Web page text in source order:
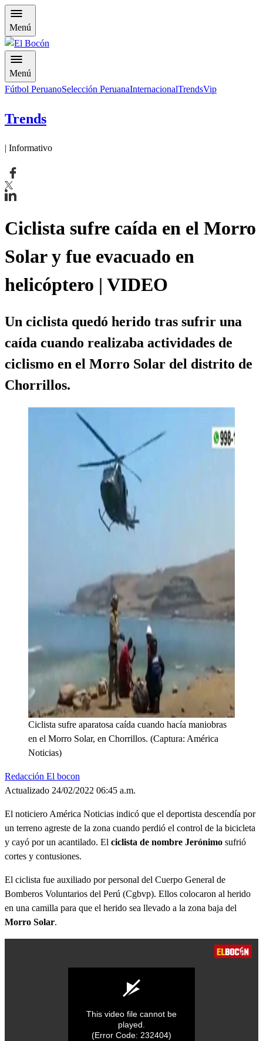
Menú
Menú
Fútbol PeruanoSelección PeruanaInternacionalTrendsVip
Trends
| Informativo
Ciclista sufre caída en el Morro
Solar y fue evacuado en
helicóptero | VIDEO
Un ciclista quedó herido tras sufrir una
caída cuando realizaba actividades de
ciclismo en el Morro Solar del distrito de
Chorrillos.
Ciclista sufre aparatosa caída cuando hacía maniobras
en el Morro Solar, en Chorrillos. (Captura: América
Noticias)
Redacción El bocon
Actualizado 24/02/2022 06:45 a.m.
El noticiero América Noticias indicó que el deportista descendía por
un terreno agreste de la zona cuando perdió el control de la bicicleta
y cayó por un acantilado. El ciclista de nombre Jerónimo sufrió
cortes y contusiones.
El ciclista fue auxiliado por personal del Cuerpo General de
Bomberos Voluntarios del Perú (Cgbvp). Ellos colocaron al herido
en una camilla para que el herido sea llevado a la zona baja del
Morro Solar.
This video file cannot be
played.
(Error Code: 232404)